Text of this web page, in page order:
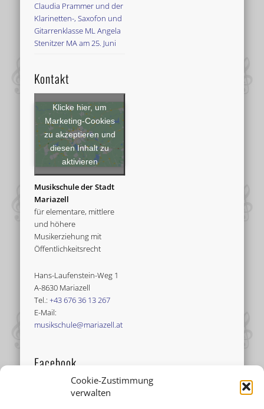
Cookie-Zustimmung
verwalten
Claudia Prammer und der
Klarinetten-, Saxofon und
Gitarrenklasse ML Angela
Stenitzer MA am 25. Juni
Kontakt
Klicke hier, um
Marketing-Cookies
zu akzeptieren und
diesen Inhalt zu
aktivieren
Musikschule der Stadt
Mariazell
für elementare, mittlere
und höhere
Musikerziehung mit
Öffentlichkeitsrecht
Hans-Laufenstein-Weg 1
A-8630 Mariazell
Tel.:+43 676 36 13 267
E-Mail:
musikschule@mariazell.at
Facebook